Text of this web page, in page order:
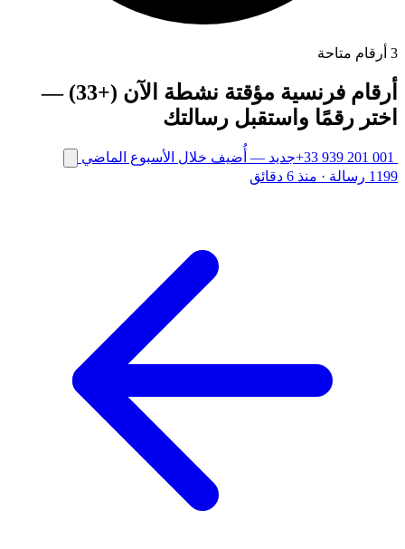
3 أرقام متاحة
أرقام فرنسية مؤقتة نشطة الآن (+33) —
اختر رقمًا واستقبل رسالتك
+33 939 201 001جديد — أُضيف خلال الأسبوع الماضي
1199 رسالة
· منذ 6 دقائق